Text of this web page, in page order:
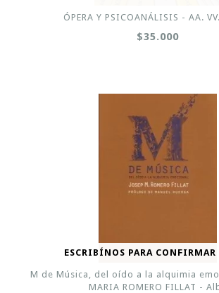
ÓPERA Y PSICOANÁLISIS - AA.
$35.000
ESCRIBÍNOS PARA CONFIRMAR
M de Música, del oído a la alquimia
MARIA ROMERO FILLAT -